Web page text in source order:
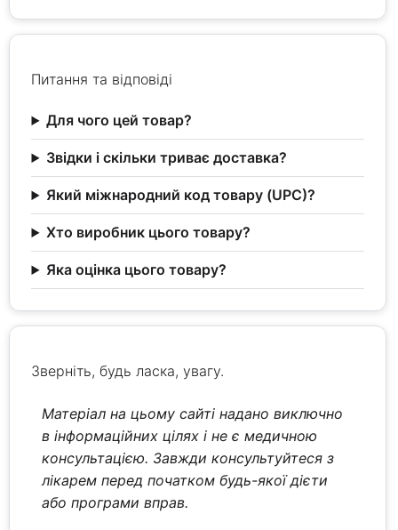
Питання та відповіді
Для чого цей товар?
Звідки і скільки триває доставка?
Який міжнародний код товару (UPC)?
Хто виробник цього товару?
Яка оцінка цього товару?
Зверніть, будь ласка, увагу.
Матеріал на цьому сайті надано виключно
в інформаційних цілях і не є медичною
консультацією. Завжди консультуйтеся з
лікарем перед початком будь-якої дієти
або програми вправ.